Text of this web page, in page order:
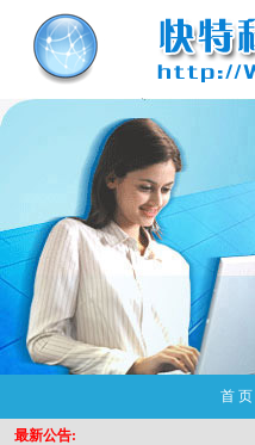
首 页
最新公告: